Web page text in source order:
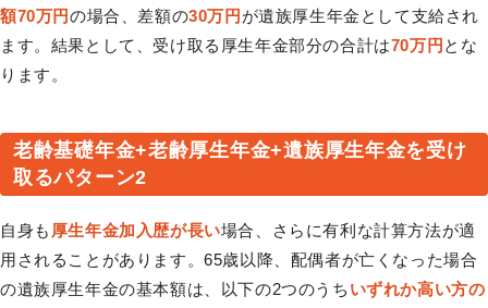
額70万円の場合、差額の30万円 が遺族厚生年金として支給され
ます。結果として、受け取る厚生年金部分の合計は70万円 とな
ります。
老齢基礎年金+老齢厚生年金+遺族厚生年金を受け
取るパターン2
自身も 厚生年金加入歴が長い場合、さらに有利な計算方法が適
用されることがあります。65歳以降、配偶者が亡くなった場合
の遺族厚生年金の基本額は、以下の2つのうち いずれか高い方の